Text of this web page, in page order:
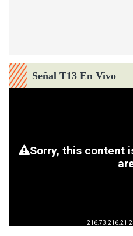
Señal T13 En Vivo